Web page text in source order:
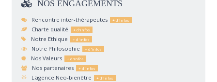
NOS ENGAGEMENTS
Rencontre inter-thérapeutes
Charte qualité
Notre Ethique
Notre Philosophie
Nos Valeurs
Nos partenaires
L'agence Neo-bienêtre